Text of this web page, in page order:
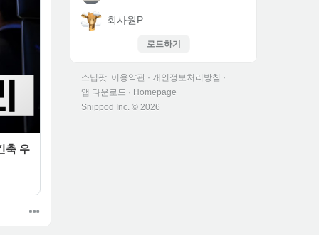
회사원P
로드하기
스닙팟 이용약관 · 개인정보처리방침 ·
앱 다운로드 · Homepage
Snippod Inc. © 2026